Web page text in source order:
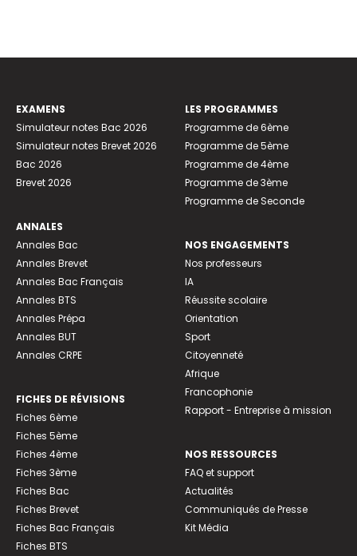
EXAMENS
Simulateur notes Bac 2026
Simulateur notes Brevet 2026
Bac 2026
Brevet 2026
ANNALES
Annales Bac
Annales Brevet
Annales Bac Français
Annales BTS
Annales Prépa
Annales BUT
Annales CRPE
FICHES DE RÉVISIONS
Fiches 6ème
Fiches 5ème
Fiches 4ème
Fiches 3ème
Fiches Bac
Fiches Brevet
Fiches Bac Français
Fiches BTS
LES PROGRAMMES
Programme de 6ème
Programme de 5ème
Programme de 4ème
Programme de 3ème
Programme de Seconde
NOS ENGAGEMENTS
Nos professeurs
IA
Réussite scolaire
Orientation
Sport
Citoyenneté
Afrique
Francophonie
Rapport - Entreprise à mission
NOS RESSOURCES
FAQ et support
Actualités
Communiqués de Presse
Kit Média